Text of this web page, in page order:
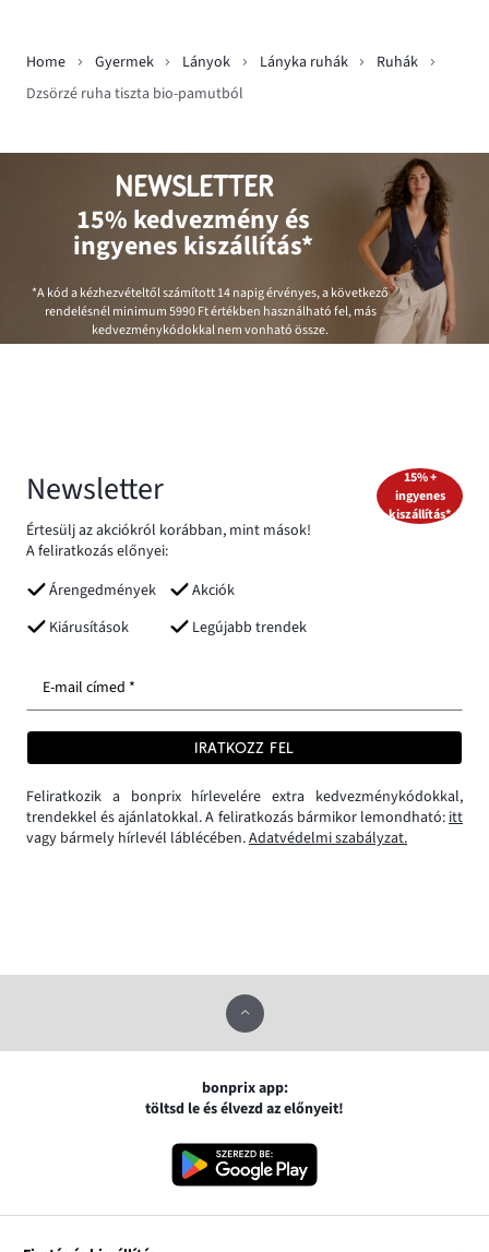
Home Gyermek Lányok Lányka ruhák
Ruhák
Dzsörzé ruha tiszta bio-pamutból
NEWSLETTER
15% kedvezmény és
ingyenes kiszállítás*
*A kód a kézhezvételtől számított 14 napig érvényes, a következő
rendelésnél minimum5990 Ftértékben használható fel, más
kedvezménykódokkal nem vonható össze.
Newsletter
Értesülj az akciókról korábban, mint mások!
A feliratkozás előnyei:
Árengedmények
Akciók
Kiárusítások
Legújabb trendek
15% +
ingyenes
kiszállítás*
E-mail címed *
IRATKOZZ FEL
Feliratkozik a bonprix hírlevelére extra kedvezménykódokkal,
trendekkel és ajánlatokkal. A feliratkozás bármikor lemondható: itt
vagy bármely hírlevél láblécében.Adatvédelmi szabályzat.
bonprix app:
töltsd le és élvezd az előnyeit!